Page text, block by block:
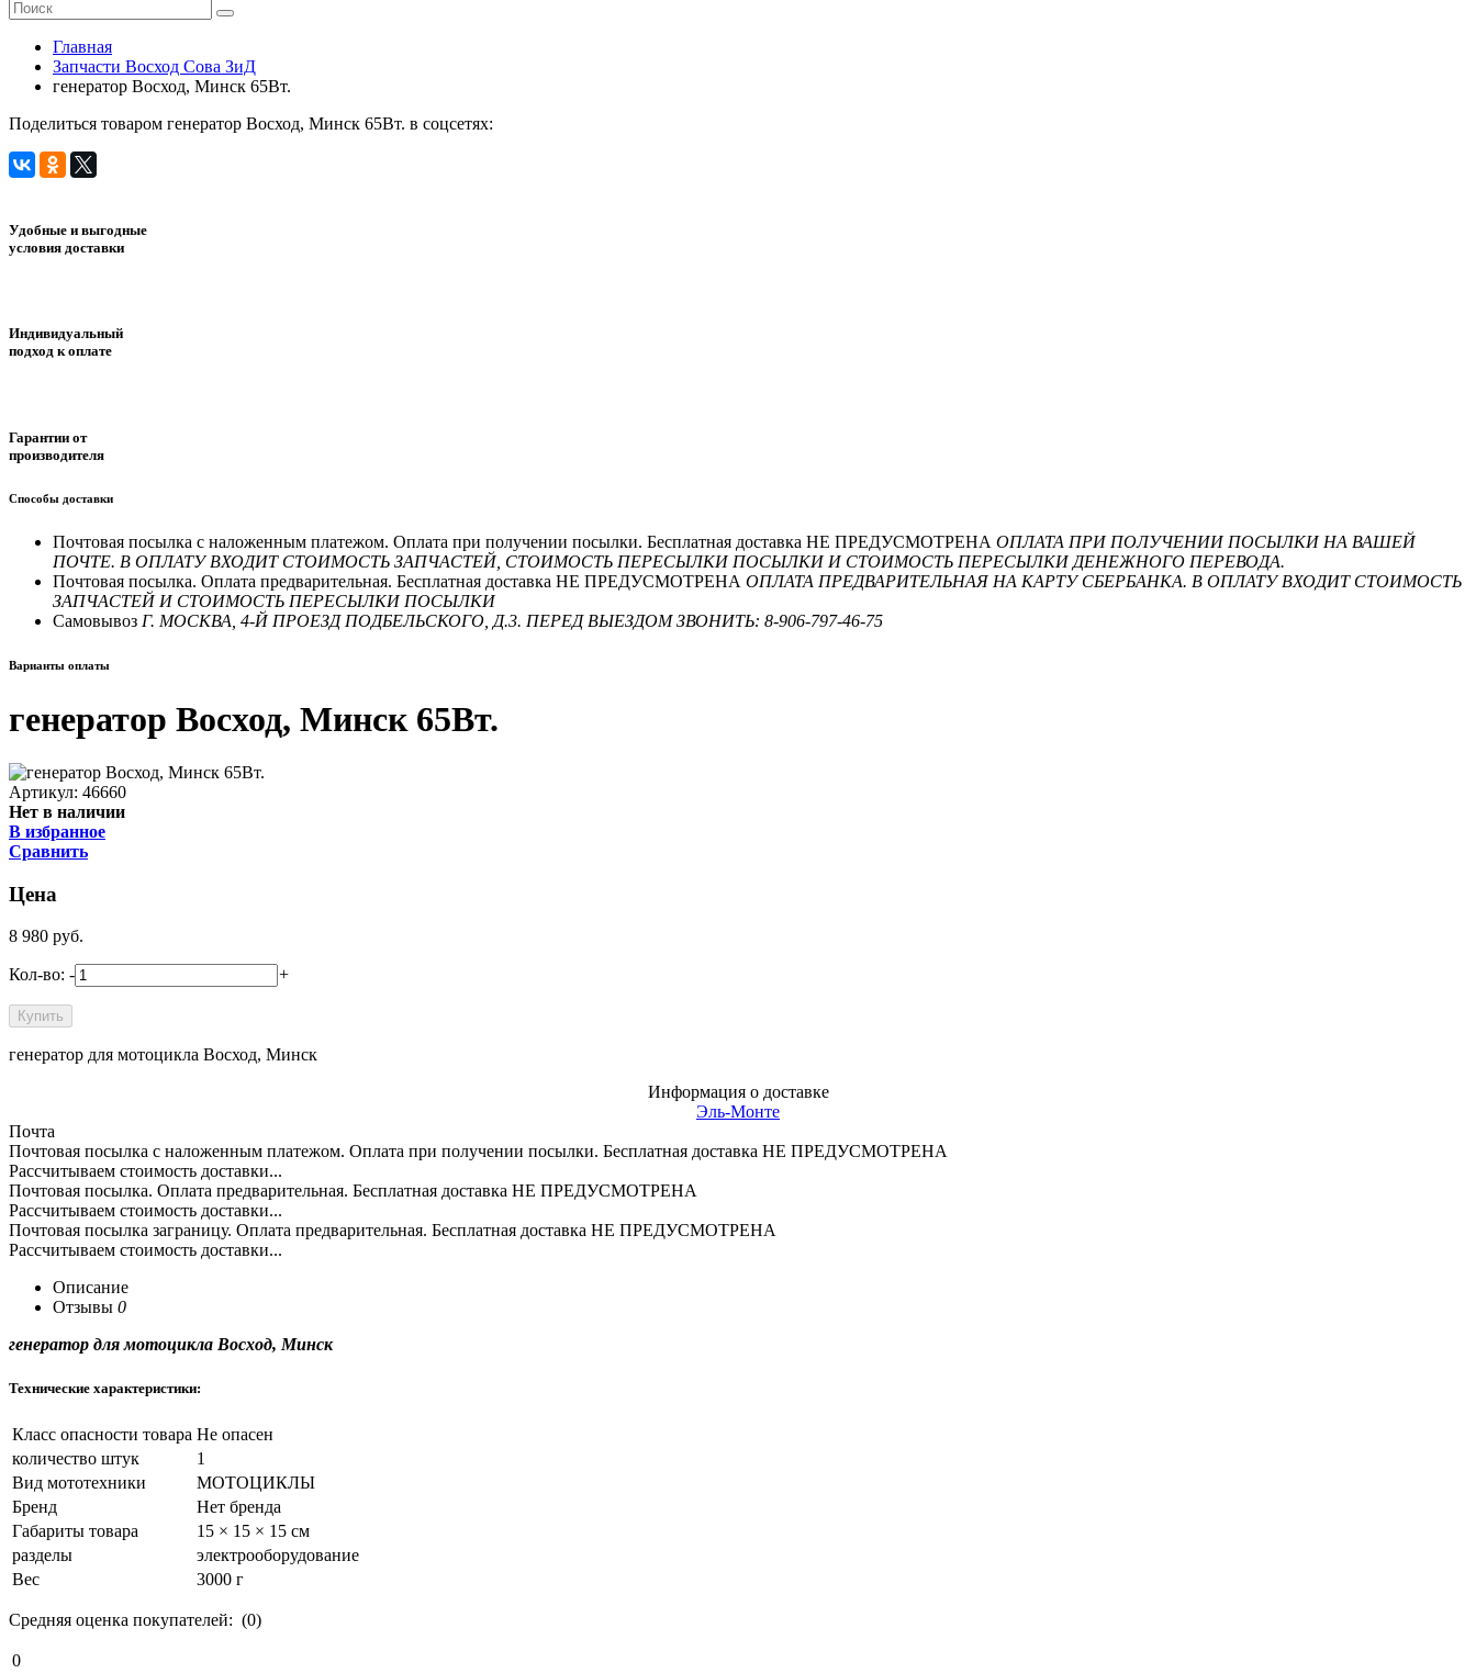
Главная
Запчасти Восход Сова ЗиД
генератор Восход, Минск 65Вт.
Поделиться товаром генератор Восход, Минск 65Вт. в соцсетях:
Удобные и выгодные
условия доставки
Индивидуальный
подход к оплате
Гарантии от
производителя
Способы доставки
Почтовая посылка с наложенным платежом. Оплата при получении посылки. Бесплатная доставка НЕ ПРЕДУСМОТРЕНА ОПЛАТА ПРИ ПОЛУЧЕНИИ ПОСЫЛКИ НА ВАШЕЙ
ПОЧТЕ. В ОПЛАТУ ВХОДИТ СТОИМОСТЬ ЗАПЧАСТЕЙ, СТОИМОСТЬ ПЕРЕСЫЛКИ ПОСЫЛКИ И СТОИМОСТЬ ПЕРЕСЫЛКИ ДЕНЕЖНОГО ПЕРЕВОДА.
Почтовая посылка. Оплата предварительная. Бесплатная доставка НЕ ПРЕДУСМОТРЕНА ОПЛАТА ПРЕДВАРИТЕЛЬНАЯ НА КАРТУ СБЕРБАНКА. В ОПЛАТУ ВХОДИТ СТОИМОСТЬ
ЗАПЧАСТЕЙ И СТОИМОСТЬ ПЕРЕСЫЛКИ ПОСЫЛКИ
Самовывоз Г. МОСКВА, 4-Й ПРОЕЗД ПОДБЕЛЬСКОГО, Д.3. ПЕРЕД ВЫЕЗДОМ ЗВОНИТЬ: 8-906-797-46-75
Варианты оплаты
генератор Восход, Минск 65Вт.
Артикул: 46660
Нет в наличии
В избранное
Сравнить
Цена
8 980 руб.
Кол-во: - +
генератор для мотоцикла Восход, Минск
Информация о доставке
Эль-Монте
Почта
Почтовая посылка с наложенным платежом. Оплата при получении посылки. Бесплатная доставка НЕ ПРЕДУСМОТРЕНА
Рассчитываем стоимость доставки...
Почтовая посылка. Оплата предварительная. Бесплатная доставка НЕ ПРЕДУСМОТРЕНА
Рассчитываем стоимость доставки...
Почтовая посылка заграницу. Оплата предварительная. Бесплатная доставка НЕ ПРЕДУСМОТРЕНА
Рассчитываем стоимость доставки...
Описание
Отзывы 0
генератор для мотоцикла Восход, Минск
Технические характеристики:
Класс опасности товара Не опасен
количество штук
1
Вид мототехники
МОТОЦИКЛЫ
Бренд
Нет бренда
Габариты товара
15 × 15 × 15 см
разделы
электрооборудование
Вес
3000 г
Средняя оценка покупателей: (0)
0